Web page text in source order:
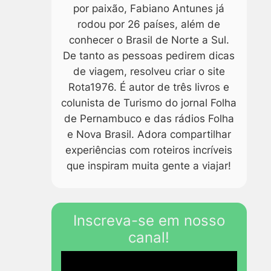
por paixão, Fabiano Antunes já
rodou por 26 países, além de
conhecer o Brasil de Norte a Sul.
De tanto as pessoas pedirem dicas
de viagem, resolveu criar o site
Rota1976. É autor de três livros e
colunista de Turismo do jornal Folha
de Pernambuco e das rádios Folha
e Nova Brasil. Adora compartilhar
experiências com roteiros incríveis
que inspiram muita gente a viajar!
Inscreva-se em nosso
canal!